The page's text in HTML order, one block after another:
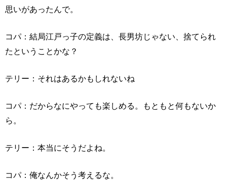
思いがあったんで。
コパ：結局江戸っ子の定義は、長男坊じゃない、捨てられ
たということかな？
テリー：それはあるかもしれないね
コパ：だからなにやっても楽しめる。もともと何もないか
ら。
テリー：本当にそうだよね。
コパ：俺なんかそう考えるな。